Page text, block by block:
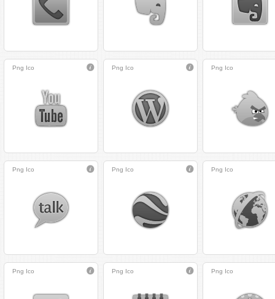
Png Ico Png Ico Png Ico
Png Ico Png Ico Png Ico
Png Ico Png Ico Png Ico